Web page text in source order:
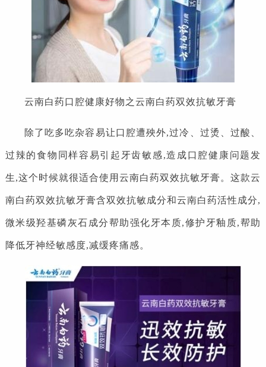
云南白药口腔健康好物之云南白药双效抗敏牙膏
除了吃多吃杂容易让口腔遭殃外,过冷、过烫、过酸、
过辣的食物同样容易引起牙齿敏感,造成口腔健康问题发
生,这个时候就很适合使用云南白药双效抗敏牙膏。这款云
南白药双效抗敏牙膏含双效抗敏成分和云南白药活性成分,
微米级羟基磷灰石成分帮助强化牙本质,修护牙釉质,帮助
降低牙神经敏感度,减缓疼痛感。